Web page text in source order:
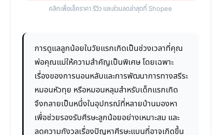
คลิกเพื่อเช็คราคา รีวิว และส่วนลดล่าสุดที่ Shopee
การดูแลลูกน้อยในวัยแรกเกิดเป็นช่วงเวลาที่คุณ
พ่อคุณแม่ให้ความสำคัญเป็นพิเศษ โดยเฉพาะ
เรื่องของการนอนหลับและการพัฒนาการทางสรีระ
หมอนหัวทุย หรือหมอนหลุมสำหรับเด็กแรกเกิด
จึงกลายเป็นหนึ่งในอุปกรณ์ที่หลายบ้านมองหา
เพื่อช่วยรองรับศีรษะลูกน้อยอย่างเหมาะสม และ
ลดความกังวลเรื่องปัญหาศีรษะแบนที่อาจเกิดขึ้น